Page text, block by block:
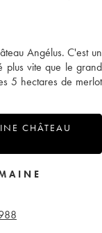
Angélus. C'est un
plus vite que le grand
5 hectares de merlot
CHÂTEAU